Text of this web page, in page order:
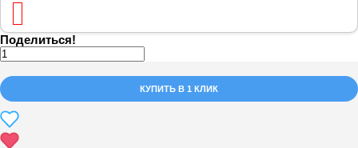
Поделиться!
КУПИТЬ В 1 КЛИК